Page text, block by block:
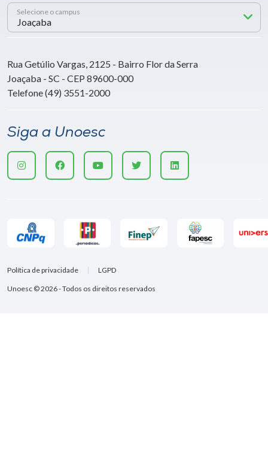
Selecione o campus
Rua Getúlio Vargas, 2125 - Bairro Flor da Serra
Joaçaba - SC - CEP 89600-000
Telefone (49) 3551-2000
Siga a Unoesc
Unoesc © 2026 - Todos os direitos reservados
Política de privacidade LGPD